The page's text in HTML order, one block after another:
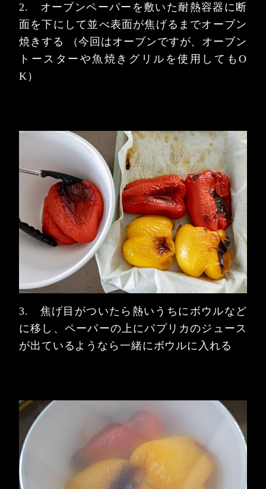
2. オーブンペーパーを敷いた耐熱容器に断
面を下にして並べ表面が焦げるまでオーブン
焼きする
（今回はオーブンですが、オーブン
トースターや魚焼きグリルを使用してもO
K）
3. 焦げ目がついたら熱いうちにボウルなど
に移し、ペーパーの上にパプリカのジュース
が出ているようなら一緒にボウルに入れる